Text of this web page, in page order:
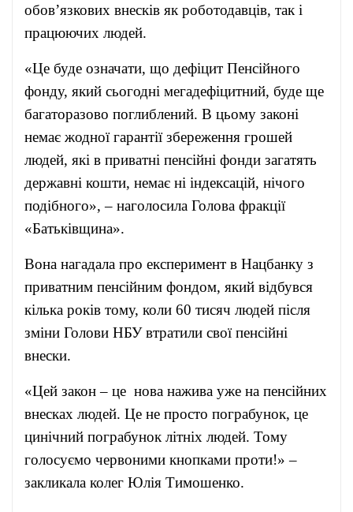
обов’язкових внесків як роботодавців, так і
працюючих людей.
«Це буде означати, що дефіцит Пенсійного
фонду, який сьогодні мегадефіцитний, буде ще
багаторазово поглиблений. В цьому законі
немає жодної гарантії збереження грошей
людей, які в приватні пенсійні фонди загатять
державні кошти, немає ні індексацій, нічого
подібного», – наголосила Голова фракції
«Батьківщина».
Вона нагадала про експеримент в Нацбанку з
приватним пенсійним фондом, який відбувся
кілька років тому, коли 60 тисяч людей після
зміни Голови НБУ втратили свої пенсійні
внески.
«Цей закон – це нова нажива уже на пенсійних
внесках людей. Це не просто пограбунок, це
цинічний пограбунок літніх людей. Тому
голосуємо червоними кнопками проти!» –
закликала колег Юлія Тимошенко.